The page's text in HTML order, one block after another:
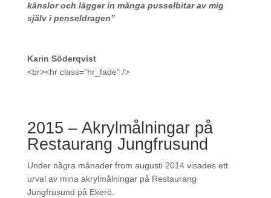
känslor och lägger in många pusselbitar av mig
själv i penseldragen”
Karin Söderqvist
<br><hr class="hr_fade" />
2015 – Akrylmålningar på
Restaurang Jungfrusund
Under några månader from augusti 2014 visades ett
urval av mina akrylmålningar på Restaurang
Jungfrusund på Ekerö.